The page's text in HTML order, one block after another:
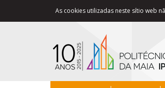
As cookies utilizadas neste sítio web